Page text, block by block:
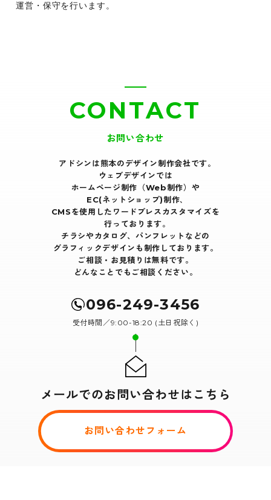
運営・保守を行います。
CONTACT
お問い合わせ
アドシンは熊本のデザイン制作会社です｡
ウェブデザインでは
ホームページ制作（Web制作）や
EC(ネットショップ)制作､
CMSを使用したワードプレスカスタマイズを
行っております｡
チラシやカタログ、パンフレットなどの
グラフィックデザインも制作しております。
ご相談・お見積りは無料です。
どんなことでもご相談ください。
096-249-3456
受付時間／9:00-18:20 (土日祝除く)
メールでのお問い合わせはこちら
お問い合わせフォーム